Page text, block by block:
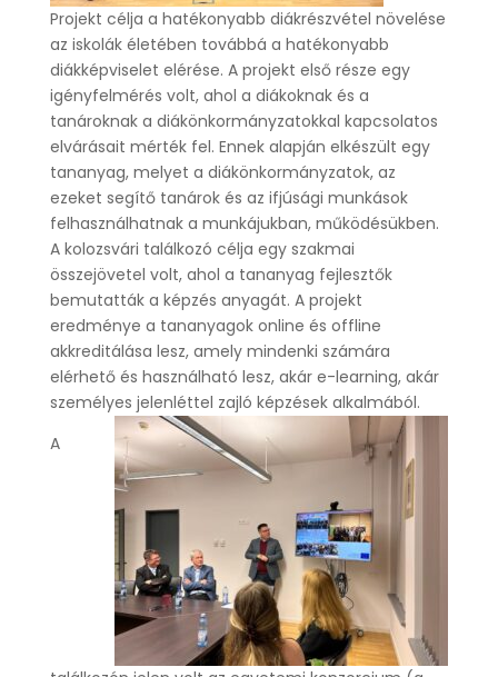
Projekt célja a hatékonyabb diákrészvétel növelése
az iskolák életében továbbá a hatékonyabb
diákképviselet elérése. A projekt első része egy
igényfelmérés volt, ahol a diákoknak és a
tanároknak a diákönkormányzatokkal kapcsolatos
elvárásait mérték fel. Ennek alapján elkészült egy
tananyag, melyet a diákönkormányzatok, az
ezeket segítő tanárok és az ifjúsági munkások
felhasználhatnak a munkájukban, működésükben.
A kolozsvári találkozó célja egy szakmai
összejövetel volt, ahol a tananyag fejlesztők
bemutatták a képzés anyagát. A projekt
eredménye a tananyagok online és offline
akkreditálása lesz, amely mindenki számára
elérhető és használható lesz, akár e-learning, akár
személyes jelenléttel zajló képzések alkalmából.
A